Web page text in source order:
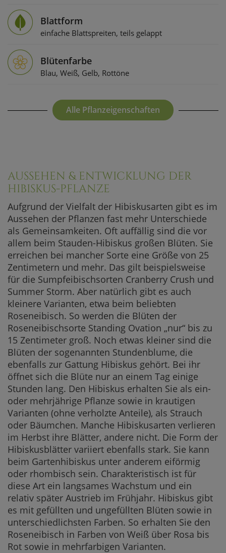
Blattform
einfache Blattspreiten, teils gelappt
Blütenfarbe
Blau, Weiß, Gelb, Rottöne
Alle Pflanzeigenschaften
AUSSEHEN & ENTWICKLUNG DER
HIBISKUS-PFLANZE
Aufgrund der Vielfalt der Hibiskusarten gibt es im
Aussehen der Pflanzen fast mehr Unterschiede
als Gemeinsamkeiten. Oft auffällig sind die vor
allem beim Stauden-Hibiskus großen Blüten. Sie
erreichen bei mancher Sorte eine Größe von 25
Zentimetern und mehr. Das gilt beispielsweise
für die Sumpfeibischsorten Cranberry Crush und
Summer Storm. Aber natürlich gibt es auch
kleinere Varianten, etwa beim beliebten
Roseneibisch. So werden die Blüten der
Roseneibischsorte Standing Ovation „nur“ bis zu
15 Zentimeter groß. Noch etwas kleiner sind die
Blüten der sogenannten Stundenblume, die
ebenfalls zur Gattung Hibiskus gehört. Bei ihr
öffnet sich die Blüte nur an einem Tag einige
Stunden lang. Den Hibiskus erhalten Sie als ein-
oder mehrjährige Pflanze sowie in krautigen
Varianten (ohne verholzte Anteile), als Strauch
oder Bäumchen. Manche Hibiskusarten verlieren
im Herbst ihre Blätter, andere nicht. Die Form der
Hibiskusblätter variiert ebenfalls stark. Sie kann
beim Gartenhibiskus unter anderem eiförmig
oder rhombisch sein. Charakteristisch ist für
diese Art ein langsames Wachstum und ein
relativ später Austrieb im Frühjahr. Hibiskus gibt
es mit gefüllten und ungefüllten Blüten sowie in
unterschiedlichsten Farben. So erhalten Sie den
Roseneibisch in Farben von Weiß über Rosa bis
Rot sowie in mehrfarbigen Varianten.